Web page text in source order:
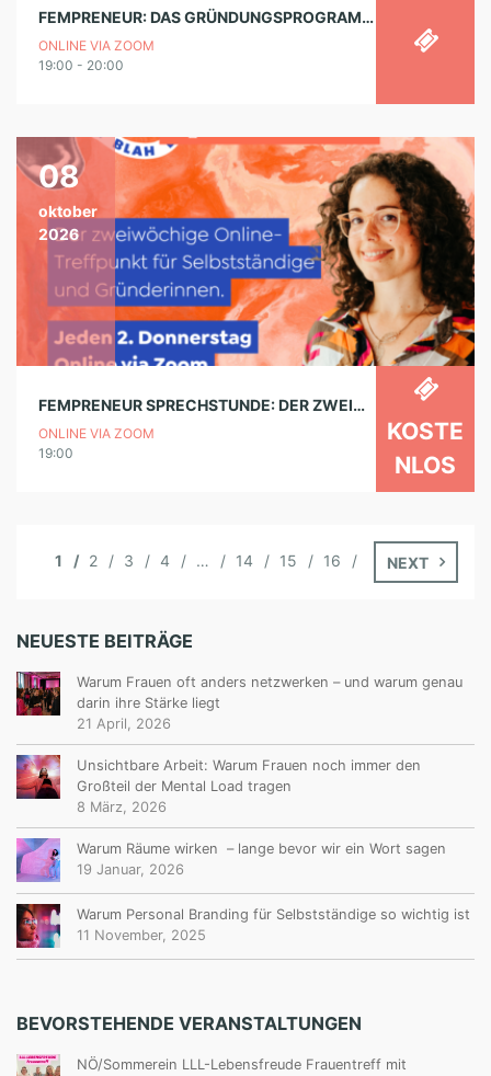
FEMPRENEUR: DAS GRÜNDUNGSPROGRAMM FÜR NEURODIVERGENTE FRAUEN (INFOABEND)
ONLINE VIA ZOOM
19:00 - 20:00
08
oktober
2026
FEMPRENEUR SPRECHSTUNDE: DER ZWEIWÖCHENTLICHE TALK FÜR SELBSTSTÄNDIGE FRAUEN
ONLINE VIA ZOOM
19:00
KOSTE
NLOS
1 2 3 4 … 14 15 16 NEXT
NEUESTE BEITRÄGE
Warum Frauen oft anders netzwerken – und warum genau
darin ihre Stärke liegt
21 April, 2026
Unsichtbare Arbeit: Warum Frauen noch immer den
Großteil der Mental Load tragen
8 März, 2026
Warum Räume wirken – lange bevor wir ein Wort sagen
19 Januar, 2026
Warum Personal Branding für Selbstständige so wichtig ist
11 November, 2025
BEVORSTEHENDE VERANSTALTUNGEN
NÖ/Sommerein LLL-Lebensfreude Frauentreff mit